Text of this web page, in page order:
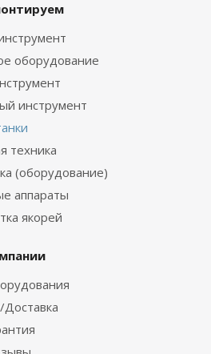
оборудование
инструмент
техника
(оборудование)
аппараты
якорей